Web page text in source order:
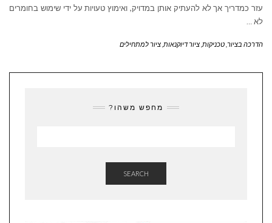
עזר כמדריך אך לא להעתיק אותן במדויק, ואימוץ טעויות על ידי שימוש בחומרים
לא …
הדרכה בציור טכניקות ציור דיוקנאות ציור למתחילים
מחפש משהו?
SEARCH